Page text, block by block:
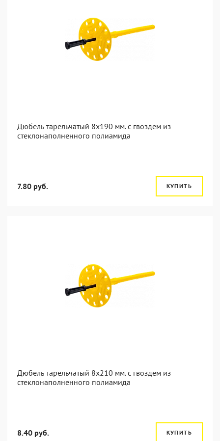
Дюбель тарельчатый 8x190 мм. c гвоздем из
стеклонаполненного полиамида
7.80 руб. КУПИТЬ
Дюбель тарельчатый 8x210 мм. c гвоздем из
стеклонаполненного полиамида
8.40 руб. КУПИТЬ